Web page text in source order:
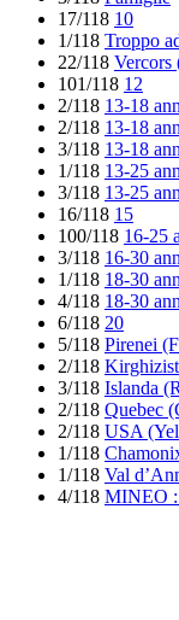
17/118 10
1/118 Troppo
22/118 Vercors
101/118 12
2/118 13-18
2/118 13-18
3/118 13-18
1/118 13-25
3/118 13-25
16/118 15
100/118 16-25
3/118 16-30
1/118 18-30
4/118 18-30
6/118 20
5/118 Pirenei
2/118
3/118 Islanda
2/118 Quebec
2/118 USA
1/118
1/118 Val
4/118 MINEO :